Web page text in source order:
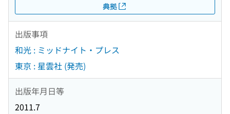
典拠
出版事項
和光 : ミッドナイト・プレス
東京 : 星雲社 (発売)
出版年月日等
2011.7